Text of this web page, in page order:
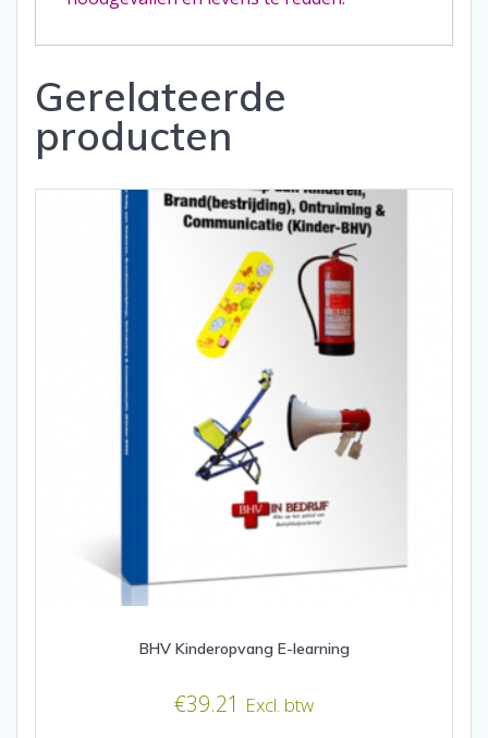
Gerelateerde
producten
BHV Kinderopvang E-learning
€39.21 Excl. btw